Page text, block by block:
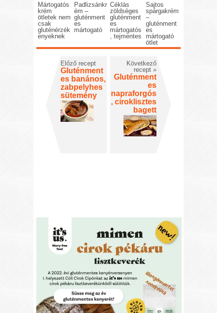
Mártogatós
krém
ötletek nem
csak
gluténérzék
enyeknek
Padlizsánkr
ém –
gluténment
es
mártogató
Céklás
zöldséges
gluténment
es
mártogatós
, tejmentes
Sajtos
spárgakrém
–
gluténment
es
mártogató
ötlet
Előző recept
Gluténment
es banános,
zabpelyhes
sütemény
Következő
recept »
Gluténment
es
napraforgós
, ciroklisztes
bagett